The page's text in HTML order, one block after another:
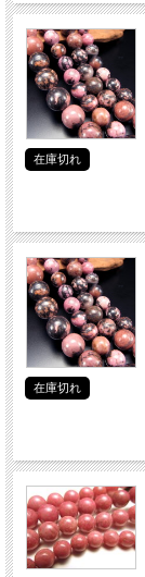
在庫切れ
在庫切れ